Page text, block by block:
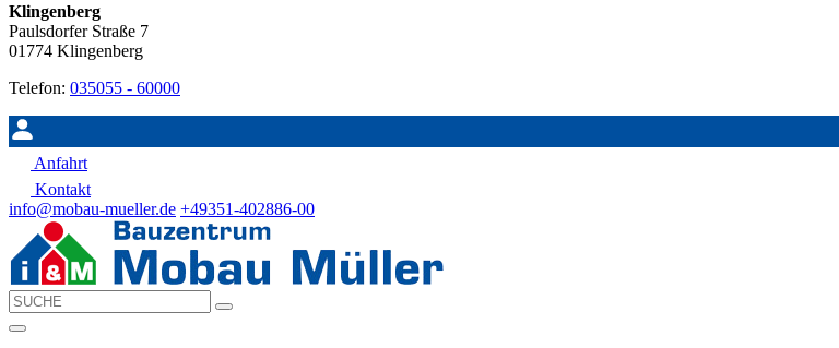
Klingenberg
Paulsdorfer Straße 7
01774 Klingenberg
Telefon: 035055 - 60000
Anfahrt
Kontakt
info@mobau-mueller.de +49351-402886-00